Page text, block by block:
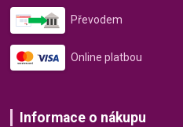
Převodem
Online platbou
Informace o nákupu